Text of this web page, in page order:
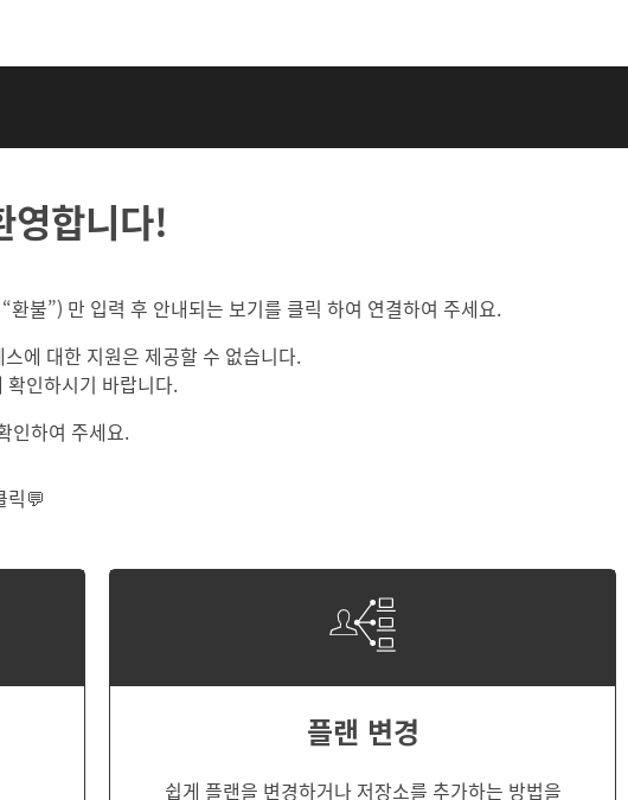
합니다!
불”) 만 입력 후 안내되는 보기를 클릭 하여 연결하여 주세요.
에 대한 지원은 제공할 수 없습니다.
확인하시기 바랍니다.
인하여 주세요.
릭💬
플랜 변경
쉽게 플랜을 변경하거나 저장소를 추가하는 방법을